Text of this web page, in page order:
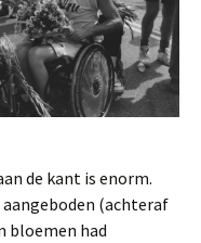
de kant is enorm.
(achteraf
bloemen had